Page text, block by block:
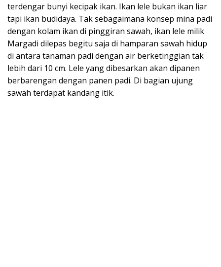
terdengar bunyi kecipak ikan. Ikan lele bukan ikan liar
tapi ikan budidaya. Tak sebagaimana konsep mina padi
dengan kolam ikan di pinggiran sawah, ikan lele milik
Margadi dilepas begitu saja di hamparan sawah hidup
di antara tanaman padi dengan air berketinggian tak
lebih dari 10 cm. Lele yang dibesarkan akan dipanen
berbarengan dengan panen padi. Di bagian ujung
sawah terdapat kandang itik.